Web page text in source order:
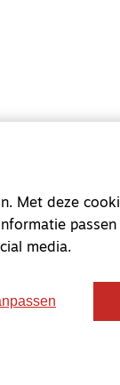
Met deze
media.